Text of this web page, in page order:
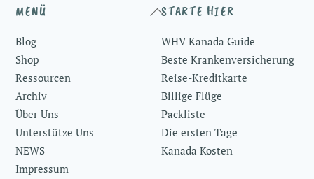
Back
Top
MENÜ
Blog
Shop
Ressourcen
Archiv
Über Uns
Unterstütze Uns
NEWS
Impressum
STARTE HIER
WHV Kanada Guide
Beste Krankenversicherung
Reise-Kreditkarte
Billige Flüge
Packliste
Die ersten Tage
Kanada Kosten